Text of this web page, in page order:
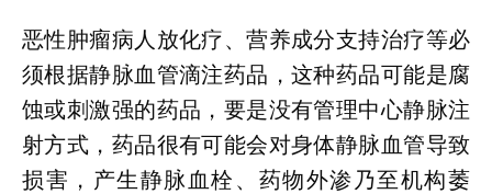
恶性肿瘤病人放化疗、营养成分支持治疗等必
须根据静脉血管滴注药品，这种药品可能是腐
蚀或刺激强的药品，要是没有管理中心静脉注
射方式，药品很有可能会对身体静脉血管导致
损害，产生静脉血栓、药物外渗乃至机构萎